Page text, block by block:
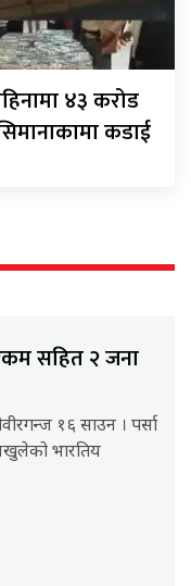
४३ करोड
कडाई
सहित २ जना
१६ साउन । पर्सा
नखुलेको भारतिय